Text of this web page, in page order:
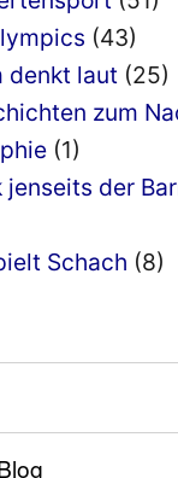
(43)
denkt laut (25)
zum
(1)
jenseits der
Schach (8)